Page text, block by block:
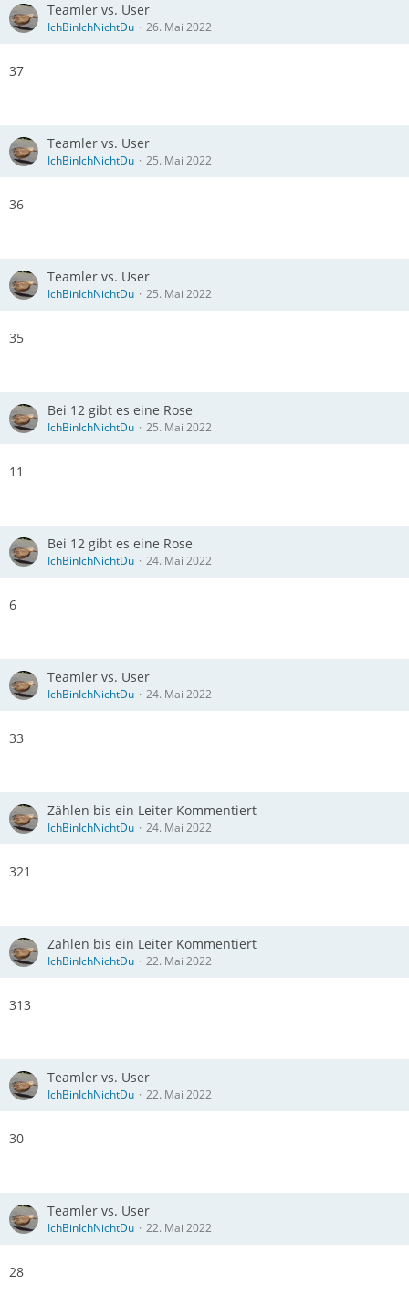
Teamler vs. User
IchBinIchNichtDu 26. Mai 2022
37
Teamler vs. User
IchBinIchNichtDu 25. Mai 2022
36
Teamler vs. User
IchBinIchNichtDu 25. Mai 2022
35
Bei 12 gibt es eine Rose
IchBinIchNichtDu 25. Mai 2022
11
Bei 12 gibt es eine Rose
IchBinIchNichtDu 24. Mai 2022
6
Teamler vs. User
IchBinIchNichtDu 24. Mai 2022
33
Zählen bis ein Leiter Kommentiert
IchBinIchNichtDu 24. Mai 2022
321
Zählen bis ein Leiter Kommentiert
IchBinIchNichtDu 22. Mai 2022
313
Teamler vs. User
IchBinIchNichtDu 22. Mai 2022
30
Teamler vs. User
IchBinIchNichtDu 22. Mai 2022
28